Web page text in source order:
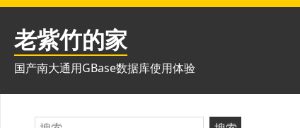
跳
老紫竹的家
国产南大通用GBase数据库使用体验
搜